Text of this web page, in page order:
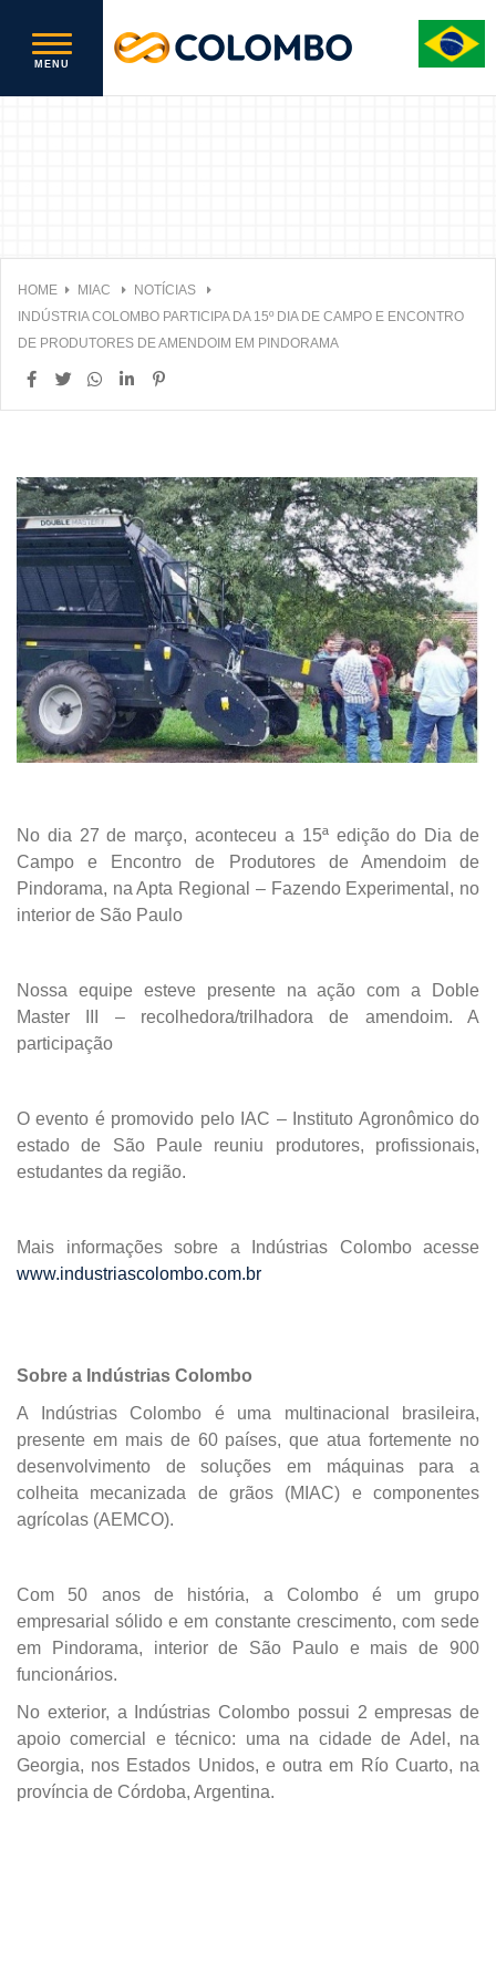
HOME MIAC
NOTÍCIAS
INDÚSTRIA COLOMBO PARTICIPA DA 15º DIA DE CAMPO E ENCONTRO
DE PRODUTORES DE AMENDOIM EM PINDORAMA
No dia 27 de março, aconteceu a 15ª edição do Dia de
Campo e Encontro de Produtores de Amendoim de
Pindorama, na Apta Regional – Fazendo Experimental, no
interior de São Paulo
Nossa equipe esteve presente na ação com a Doble
Master III – recolhedora/trilhadora de amendoim. A
participação
O evento é promovido pelo IAC – Instituto Agronômico do
estado de São Paule reuniu produtores, profissionais,
estudantes da região.
Mais informações sobre a Indústrias Colombo acesse
www.industriascolombo.com.br
Sobre a Indústrias Colombo
A Indústrias Colombo é uma multinacional brasileira,
presente em mais de 60 países, que atua fortemente no
desenvolvimento de soluções em máquinas para a
colheita mecanizada de grãos (MIAC) e componentes
agrícolas (AEMCO).
Com 50 anos de história, a Colombo é um grupo
empresarial sólido e em constante crescimento, com sede
em Pindorama, interior de São Paulo e mais de 900
funcionários.
No exterior, a Indústrias Colombo possui 2 empresas de
apoio comercial e técnico: uma na cidade de Adel, na
Georgia, nos Estados Unidos, e outra em Río Cuarto, na
província de Córdoba, Argentina.